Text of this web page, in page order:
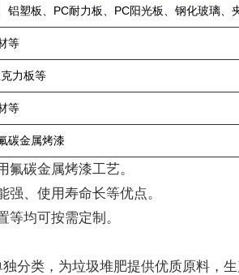
铝塑板、PC耐力板、PC阳光板、钢化玻璃、
等
力板等
等
碳金属烤漆
氟碳金属烤漆工艺。
、使用寿命长等优点。
等均可按需定制。
分类，为垃圾堆肥提供优质原料，